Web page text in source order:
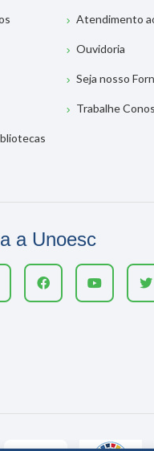
Atendimento
Ouvidoria
Seja nosso
Trabalhe
a Unoesc